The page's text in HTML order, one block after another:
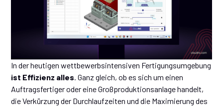
In der heutigen wettbewerbsintensiven Fertigungsumgebung
ist Effizienz alles . Ganz gleich, ob es sich um einen
Auftragsfertiger oder eine Großproduktionsanlage handelt,
die Verkürzung der Durchlaufzeiten und die Maximierung des